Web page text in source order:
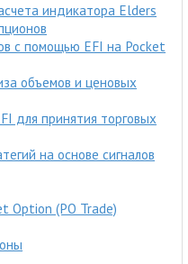
индикатора Elders
с помощью EFI на Pocket
объемов и ценовых
для принятия торговых
на основе сигналов
Option (PO Trade)